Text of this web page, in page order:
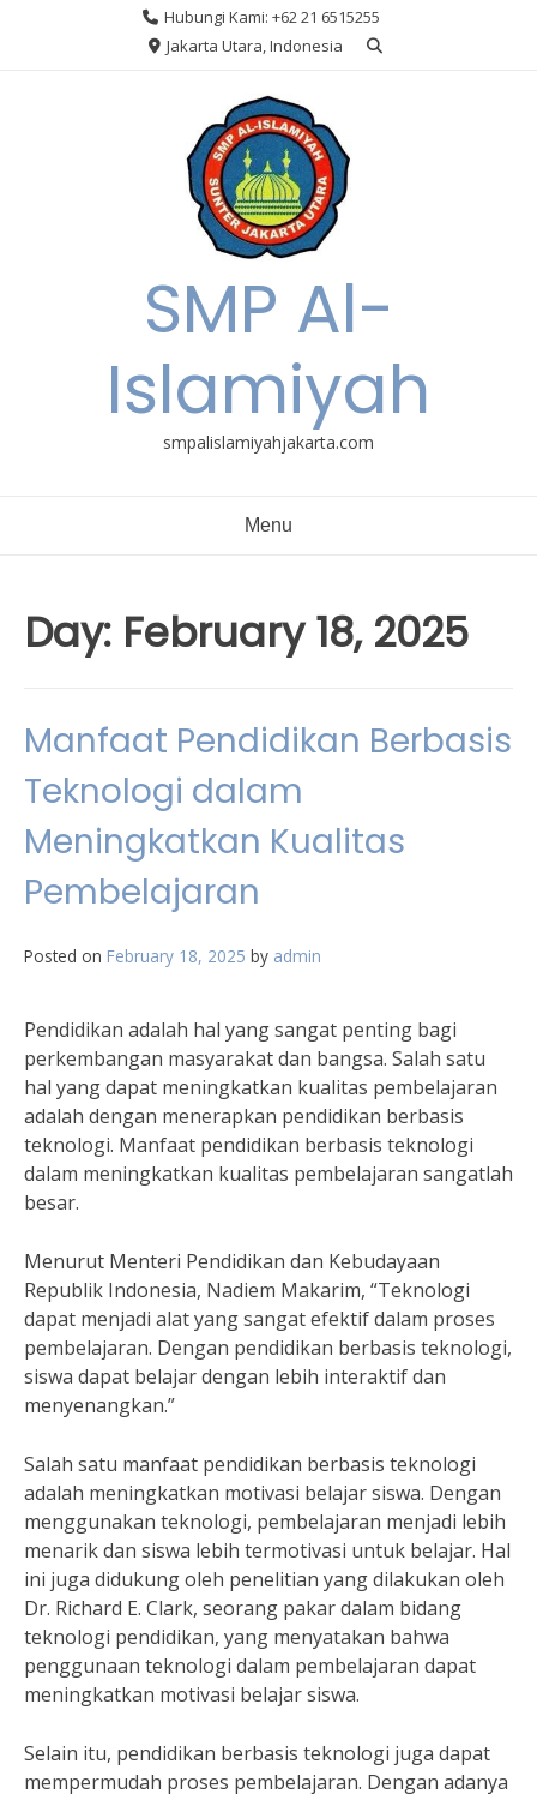
Hubungi Kami: +62 21 6515255
Jakarta Utara, Indonesia
SMP Al-
Islamiyah
smpalislamiyahjakarta.com
Menu
Day: February 18, 2025
Manfaat Pendidikan Berbasis
Teknologi dalam
Meningkatkan Kualitas
Pembelajaran
Posted on February 18, 2025 by admin
Pendidikan adalah hal yang sangat penting bagi
perkembangan masyarakat dan bangsa. Salah satu
hal yang dapat meningkatkan kualitas pembelajaran
adalah dengan menerapkan pendidikan berbasis
teknologi. Manfaat pendidikan berbasis teknologi
dalam meningkatkan kualitas pembelajaran sangatlah
besar.
Menurut Menteri Pendidikan dan Kebudayaan
Republik Indonesia, Nadiem Makarim, “Teknologi
dapat menjadi alat yang sangat efektif dalam proses
pembelajaran. Dengan pendidikan berbasis teknologi,
siswa dapat belajar dengan lebih interaktif dan
menyenangkan.”
Salah satu manfaat pendidikan berbasis teknologi
adalah meningkatkan motivasi belajar siswa. Dengan
menggunakan teknologi, pembelajaran menjadi lebih
menarik dan siswa lebih termotivasi untuk belajar. Hal
ini juga didukung oleh penelitian yang dilakukan oleh
Dr. Richard E. Clark, seorang pakar dalam bidang
teknologi pendidikan, yang menyatakan bahwa
penggunaan teknologi dalam pembelajaran dapat
meningkatkan motivasi belajar siswa.
Selain itu, pendidikan berbasis teknologi juga dapat
mempermudah proses pembelajaran. Dengan adanya